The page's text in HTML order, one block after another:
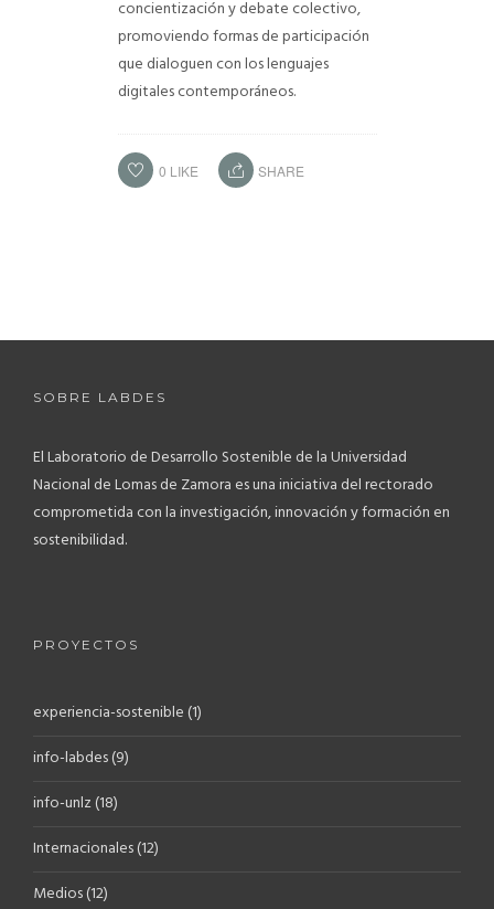
concientización y debate colectivo,
promoviendo formas de participación
que dialoguen con los lenguajes
digitales contemporáneos.
0 LIKE SHARE
SOBRE LABDES
El Laboratorio de Desarrollo Sostenible de la Universidad
Nacional de Lomas de Zamora es una iniciativa del rectorado
comprometida con la investigación, innovación y formación en
sostenibilidad.
PROYECTOS
experiencia-sostenible (1)
info-labdes(9)
info-unlz(18)
Internacionales(12)
Medios(12)